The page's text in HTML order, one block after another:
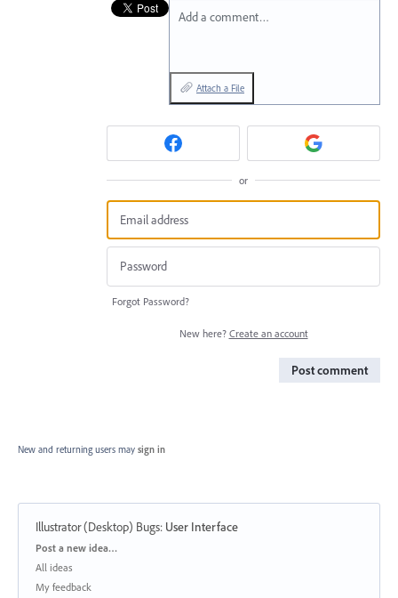
Add a comment…
Attach a File
or
Forgot Password?
New here? Create an account
Post comment
New and returning users may sign in
Illustrator (Desktop) Bugs: User Interface
Categories
Post a new idea…
All ideas
My feedback